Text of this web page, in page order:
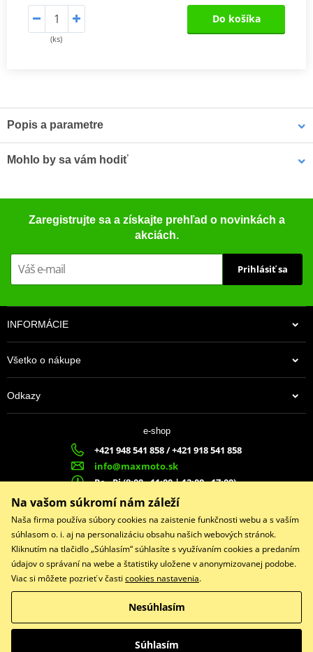
(ks)
Do košíka
Popis a parametre
spolupráci s OEM výrobci tak, aby splňovaly kvalitativní a
keramice z hlinitokřemičitanu a tenké středové elektrodě přináší
NGK OE-Style zapalovací svíčky jsou standardně montovány do
více vozidel v Severní Americe než produkty jakéhokoli jiného
výrobce. Řada OE-Style přináší do aftermarketu originální
zapalovací svíčky, které odpovídají originální výbavě (OE) a
NGK katalog 2017
Výrobca
VKJ20RZ-M11
Mohlo by sa vám hodiť
Na centrálnom sklade
Zaregistrujte sa a získajte prehľad o novinkách a
akciách.
Prihlásiť sa
INFORMÁCIE
Všetko o nákupe
Odkazy
e-shop
+421 948 541 858 / +421 918 541 858
info@maxmoto.sk
Po - Pi (8:00 - 11:00 | 12:00 - 17:00)
MAX
MOTO s.r.o.
Slovenských dobrovoľníkov 1439
022 01 Čadca
Facebook
Copyright © 2026 www.maxmotoshop.sk
Všetky práva vyhradené
Prepnúť na klasickú verziu
Na vašom súkromí nám záleží
Naša firma používa súbory cookies na zaistenie funkčnosti webu a s vaším
súhlasom o. i. aj na personalizáciu obsahu našich webových stránok.
Kliknutím na tlačidlo „Súhlasím“ súhlasíte s využívaním cookies a predaním
údajov o správaní na webe a štatistiky uložene v anonymizovanej podobe.
Viac si môžete pozrieť v časti cookies nastavenia.
Nesúhlasím
Súhlasím